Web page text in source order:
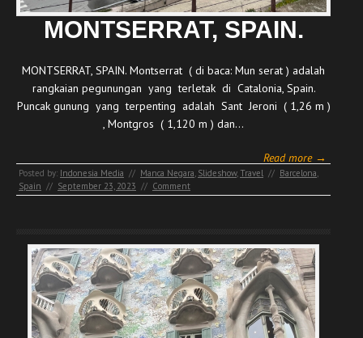
MONTSERRAT, SPAIN.
MONTSERRAT, SPAIN. Montserrat ( di baca: Mun serat ) adalah
rangkaian pegunungan yang terletak di Catalonia, Spain.
Puncak gunung yang terpenting adalah Sant Jeroni ( 1,26 m )
, Montgros ( 1,120 m ) dan…
Read more →
Posted by: Indonesia Media // Manca Negara, Slideshow,Travel // Barcelona,
Spain // September 23, 2023 // Comment